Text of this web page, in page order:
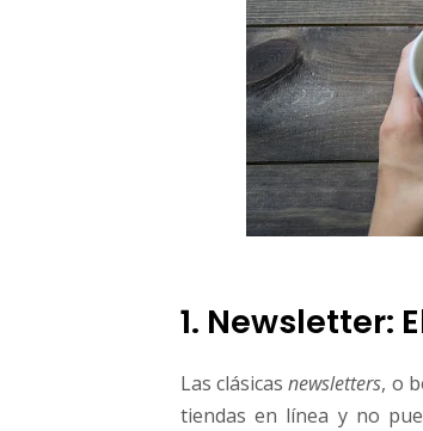
1. Newsletter:
Las clásicasnewsletters, o
tiendas en línea y no